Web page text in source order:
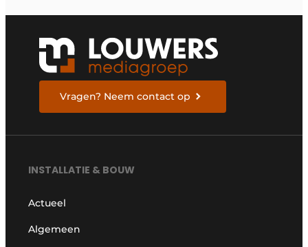
Vragen? Neem contact op
INSTALLATIE & BOUW
Actueel
Algemeen